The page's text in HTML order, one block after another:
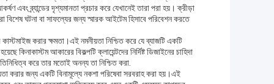
এবং ব্র্যান্ডের দৃশ্যমানতা প্রচার করে যেখানেই তারা পরা হয়। ক্রীড়া
বিশেষ ঘটনা বা সাফল্যের জন্য স্মারক আইটেম হিসাবে পরিবেশন করতে
করার ক্ষমতা।এই নমনীয়তা নিশ্চিত করে যে ব্যাজটি একটি
কিনাকাস্টম আকারের বিকল্পটি ক্লায়েন্টদের নির্দিষ্ট ডিজাইনের চাহিদা
করে তার মতোই অনন্য তা নিশ্চিত করা.
করার জন্য একটি বিনামূল্যে নকশা পরিষেবা সরবরাহ করা হয়।এই